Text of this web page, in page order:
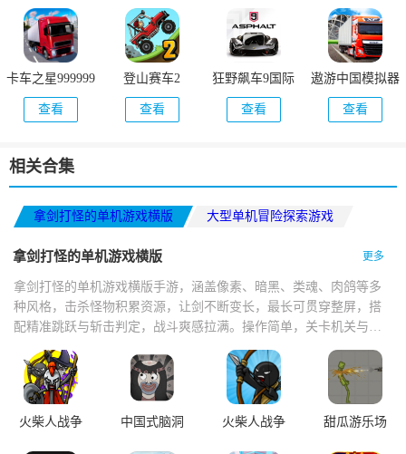
卡车之星999999
钻999999金币
查看
登山赛车2
查看
狂野飙车9国际
服(Asphalt 9)
查看
遨游中国模拟器
查看
相关合集
拿剑打怪的单机游戏横版
大型单机冒险探索游戏
拿剑打怪的单机游戏横版 更多
拿剑打怪的单机游戏横版手游，涵盖像素、暗黑、类魂、肉鸽等多
种风格，击杀怪物积累资源，让剑不断变长，最长可贯穿整屏，搭
配精准跳跃与斩击判定，战斗爽感拉满。操作简单，关卡机关与怪
物设计巧妙，打击感扎实，技能切换流畅，掉落技能书与神器，支
持多人联机。
火柴人战争
中国式脑洞
火柴人战争
甜瓜游乐场